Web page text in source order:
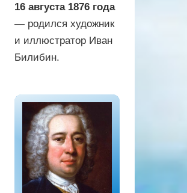
16 августа 1876 года
— родился художник
и иллюстратор Иван
Билибин.